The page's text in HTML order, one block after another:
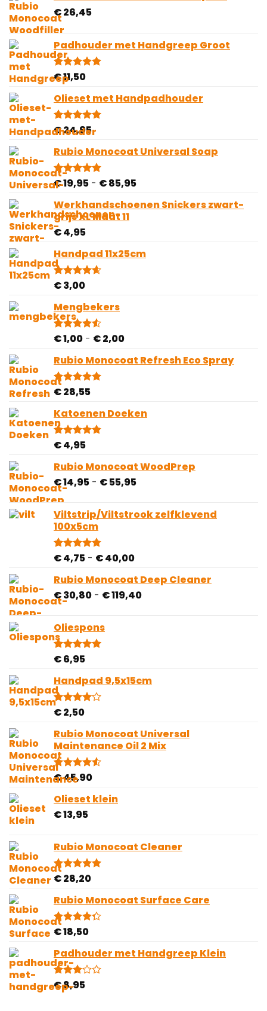
€26,45
Padhouder met Handgreep Groot
Gewaardeerd
5.00
gebaseerd
op
1
klantbeoordeling
€11,50
Olieset met Handpadhouder
Gewaardeerd
5.00 op 5
gebaseerd
op
4
klantbeoordelingen
€24,95
Rubio Monocoat Universal Soap
Gewaardeerd
4.82
gebaseerd
op
28
klantbeoordelingen
€19,95 - €85,95Prijsklasse:
tot
Werkhandschoenen Snickers zwart-
grijs XL Maat 11
€4,95
Handpad 11x25cm
Gewaardeerd
gebaseerd
op
5
klantbeoordelingen
€3,00
Mengbekers
Gewaardeerd
gebaseerd
op
4
klantbeoordelingen
€1,00 - €2,00Prijsklasse:
tot
Rubio Monocoat Refresh Eco Spray
Gewaardeerd
gebaseerd
op
4
klantbeoordelingen
€28,55
Katoenen Doeken
Gewaardeerd
gebaseerd
op
10
klantbeoordelingen
€4,95
Rubio Monocoat WoodPrep
€14,95 - €55,95Prijsklasse:
€ 55,95
Viltstrip/Viltstrook zelfklevend
100x5cm
Gewaardeerd
gebaseerd
op
81
klantbeoordelingen
€4,75 - €40,00Prijsklasse:
tot
€ 40,00
Rubio Monocoat Deep Cleaner
€30,80 - €119,40Prijsklasse:
Oliespons
Gewaardeerd
gebaseerd
op
5
klantbeoordelingen
€6,95
Handpad 9,5x15cm
Gewaardeerd
5
gebaseerd
op
2
klantbeoordelingen
€2,50
Rubio Monocoat Universal
Maintenance Oil 2 Mix
Gewaardeerd
4.50op 5
gebaseerd
op
2
klantbeoordelingen
€45,90
Olieset klein
€13,95
Rubio Monocoat Cleaner
Gewaardeerd
gebaseerd
op
1
klantbeoordeling
€28,20
Rubio Monocoat Surface Care
Gewaardeerd
gebaseerd
op
4
klantbeoordelingen
€18,50
Padhouder met Handgreep Klein
Gewaardeerd
3.00
1
€8,95